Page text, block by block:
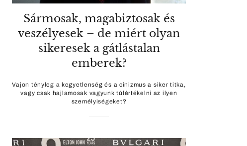
Sármosak, magabiztosak és
veszélyesek – de miért olyan
sikeresek a gátlástalan
emberek?
Vajon tényleg a kegyetlenség és a cinizmus a siker titka,
vagy csak hajlamosak vagyunk túlértékelni az ilyen
személyiségeket?